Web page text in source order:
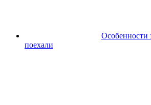
Особенности
поехали